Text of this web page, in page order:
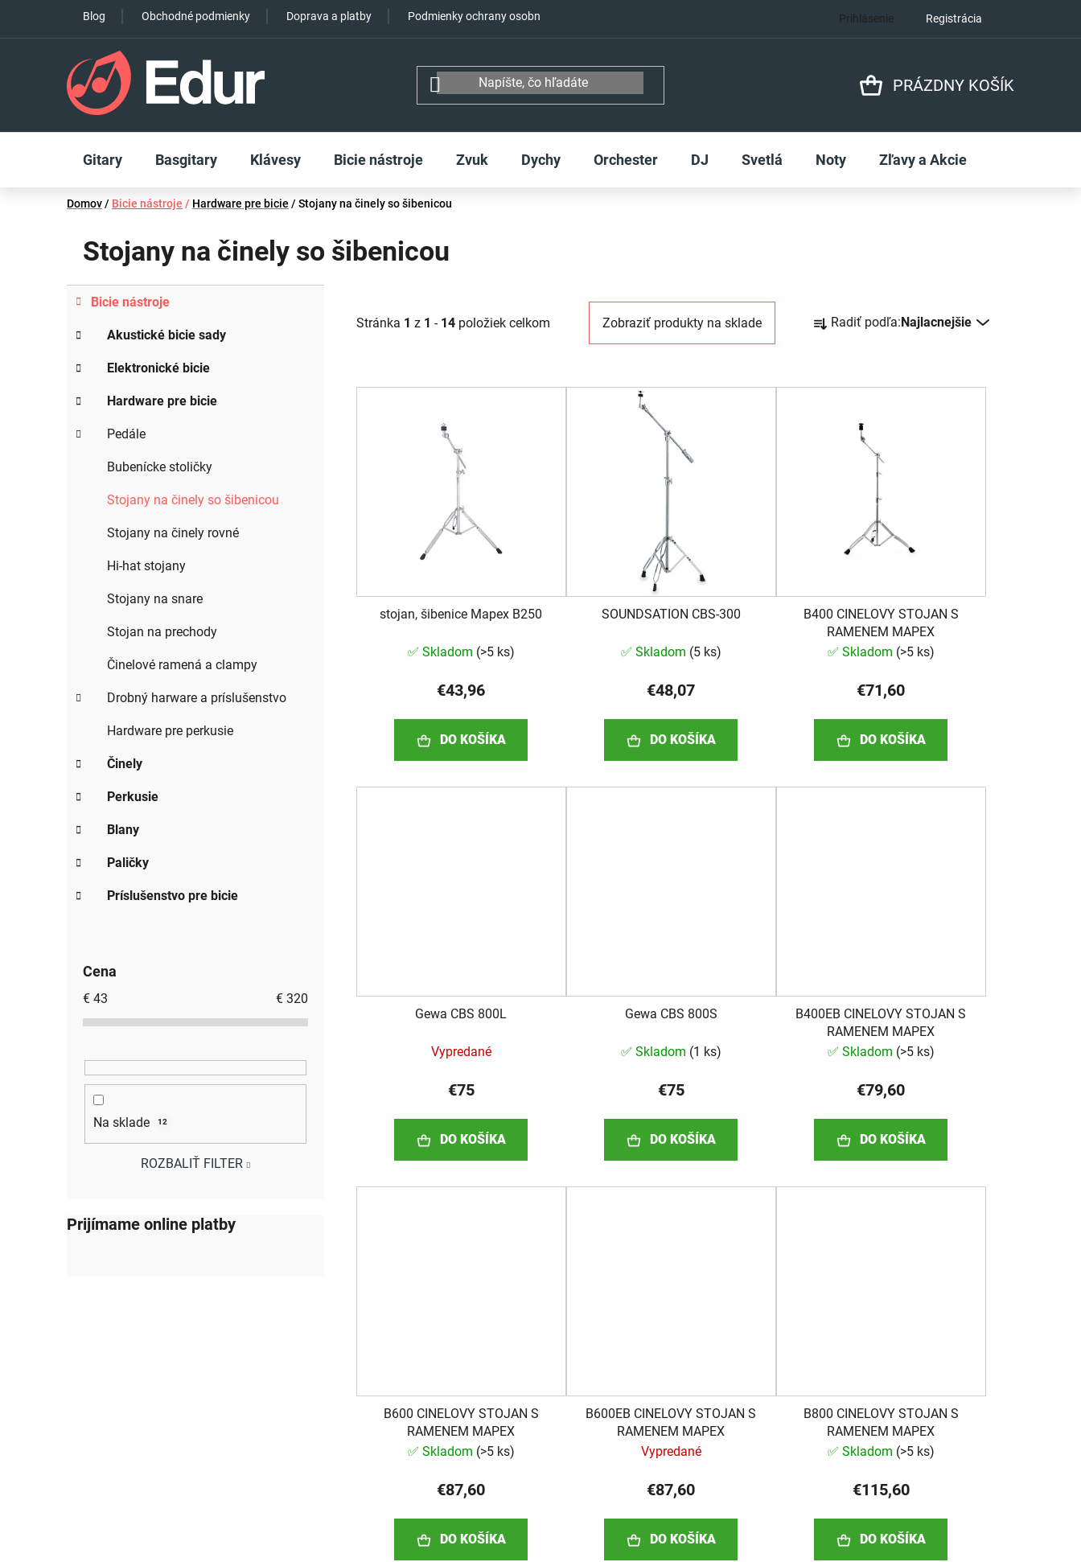
obsah
Blog Obchodné podmienky Doprava a platby Podmienky ochrany osobných údajov Prihlásenie Registrácia
PRÁZDNY KOŠÍK
Gitary Basgitary Klávesy Bicie nástroje Zvuk Dychy Orchester DJ Svetlá Noty Zľavy a Akcie
Domov/ Bicie nástroje / Hardware pre bicie /Stojany na činely so šibenicou
Stojany na činely so šibenicou
B
p
PreskočiťBicie nástroje
Akustické bicie sady
Elektronické bicie
Hardware pre bicie
Pedále
Bubenícke stoličky
Stojany na činely so šibenicou
Stojany na činely rovné
Hi-hat stojany
Stojany na snare
Stojan na prechody
Činelové ramená a clampy
Drobný harware a príslušenstvo
Hardware pre perkusie
Činely
Perkusie
Blany
Paličky
Príslušenstvo pre bicie
Cena
€ 43 € 320
Na sklade 12
ROZBALIŤ FILTER
Prijímame online platby
Stránka 1 z 1 - 14 položiek celkom Zobraziť produkty na sklade
a
n
o
v
Radiť podľa:Najlacnejšie
V
k
stojan, šibenice Mapex B250
✅ Skladom (>5 ks)
€43,96
DO KOŠÍKA
SOUNDSATION CBS-300
✅ Skladom (5 ks)
€48,07
DO KOŠÍKA
B400 CINELOVY STOJAN S
RAMENEM MAPEX
✅ Skladom (>5 ks)
€71,60
DO KOŠÍKA
Gewa CBS 800L
Vypredané
€75
DO KOŠÍKA
Gewa CBS 800S
✅ Skladom (1 ks)
€75
DO KOŠÍKA
B400EB CINELOVY STOJAN S
RAMENEM MAPEX
✅ Skladom (>5 ks)
€79,60
DO KOŠÍKA
B600 CINELOVY STOJAN S
RAMENEM MAPEX
✅ Skladom (>5 ks)
€87,60
DO KOŠÍKA
B600EB CINELOVY STOJAN S
RAMENEM MAPEX
Vypredané
€87,60
DO KOŠÍKA
B800 CINELOVY STOJAN S
RAMENEM MAPEX
✅ Skladom (>5 ks)
€115,60
DO KOŠÍKA